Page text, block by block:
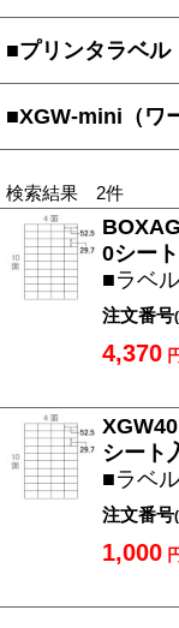
■プリンタラベル
■XGW-mini（ワ
検索結果 2件
0シー
■ラベ
注文番号
4,370
シート
■ラベ
注文番号
1,000